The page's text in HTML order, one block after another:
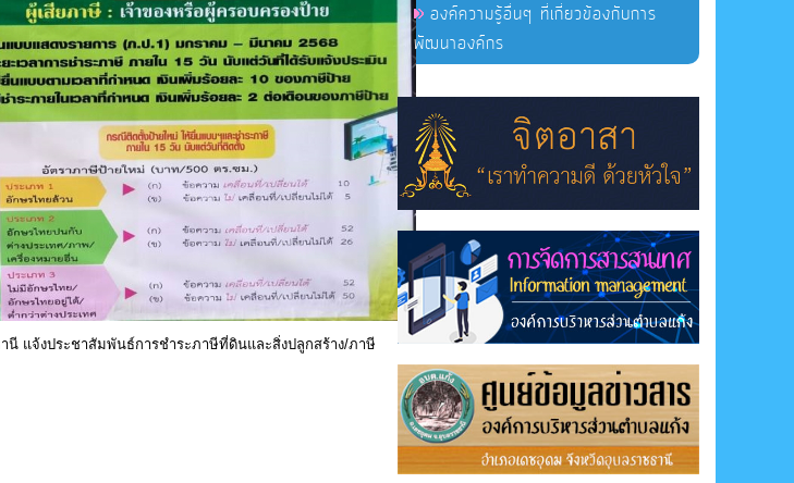
นี แจ้งประชาสัมพันธ์การชำระภาษีที่ดินและสิ่งปลูกสร้าง/ภาษี
องค์ความรู้อื่นๆ ที่เกี่ยวข้องกับการ
พัฒนาองค์กร